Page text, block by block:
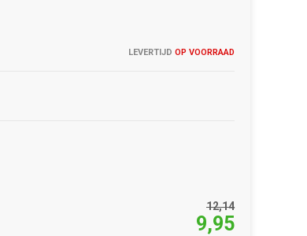
LEVERTIJD OP VOORRAAD
12,14
9,95